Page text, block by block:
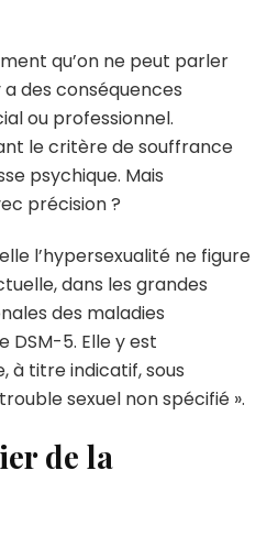
qu’on ne peut parler
des conséquences
ou professionnel.
le critère de souffrance
psychique. Mais
précision ?
l’hypersexualité ne figure
dans les grandes
des maladies
DSM-5. Elle y est
à titre indicatif, sous
sexuel non spécifié ».
de la